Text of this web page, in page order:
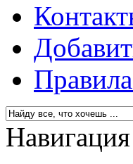
Навигация